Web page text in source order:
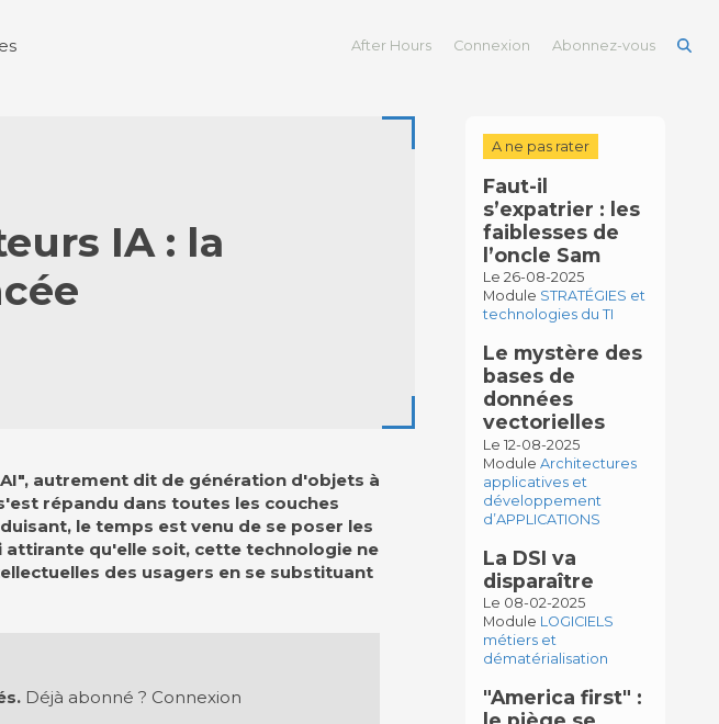
After Hours Connexion Abonnez-vous
IA : la
autrement dit de génération d'objets à
répandu dans toutes les couches
le temps est venu de se poser les
qu'elle soit, cette technologie ne
des usagers en se substituant
Déjà abonné ? Connexion
A ne pas rater
Faut-il
s’expatrier : les
faiblesses de
l’oncle Sam
Le 26-08-2025
Module STRATÉGIES et
technologies du TI
Le mystère des
bases de
données
vectorielles
Le 12-08-2025
Module Architectures
applicatives et
développement
d’APPLICATIONS
La DSI va
disparaître
Le 08-02-2025
Module LOGICIELS
métiers et
dématérialisation
"America first" :